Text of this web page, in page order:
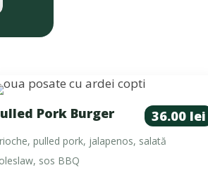
Pork Burger 36.00 lei
pulled pork, jalapenos, salată
sos BBQ